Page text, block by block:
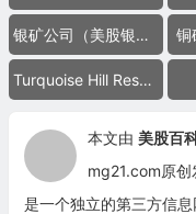
银矿公司（美股银矿股） 铜
Turquoise Hill Resources
本文由 美股百
mg21.com原
是一个独立的第三方信